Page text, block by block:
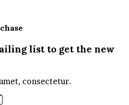
list to get the new
consectetur.